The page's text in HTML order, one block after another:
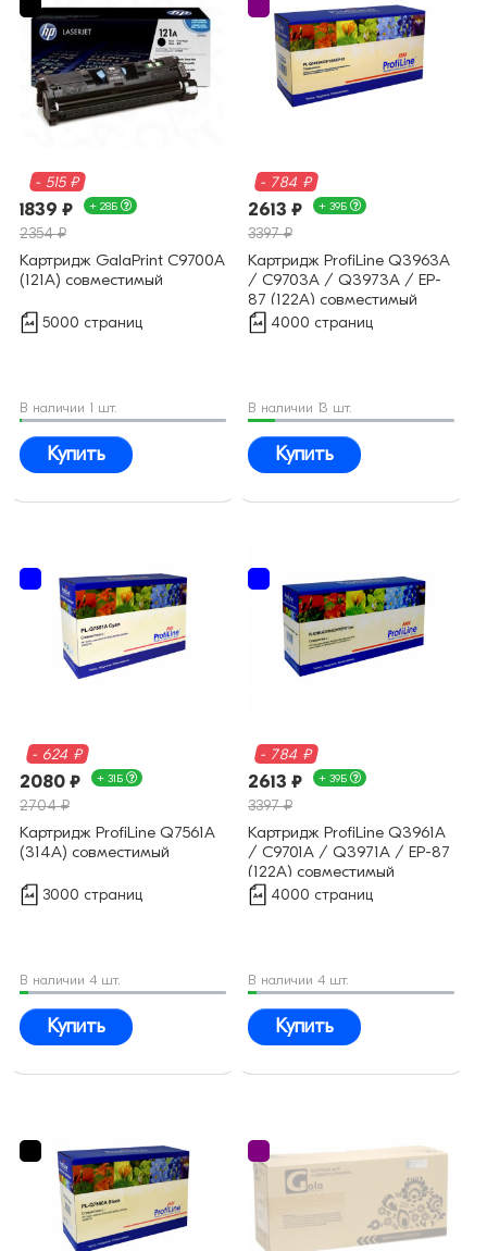
- 515 ₽
1839 ₽ + 28Б
2354 ₽
Картридж GalaPrint C9700A
(121A) совместимый
5000 страниц
В наличии 1 шт.
Купить
- 784 ₽
2613 ₽ + 39Б
3397 ₽
Картридж ProfiLine Q3963A
/ C9703A / Q3973A / EP-
87 (122A) совместимый
4000 страниц
В наличии 13 шт.
Купить
- 624 ₽
2080 ₽ + 31Б
2704 ₽
Картридж ProfiLine Q7561A
(314A) совместимый
3000 страниц
В наличии 4 шт.
Купить
- 784 ₽
2613 ₽ + 39Б
3397 ₽
Картридж ProfiLine Q3961A
/ C9701A / Q3971A / EP-87
(122A) совместимый
4000 страниц
В наличии 4 шт.
Купить